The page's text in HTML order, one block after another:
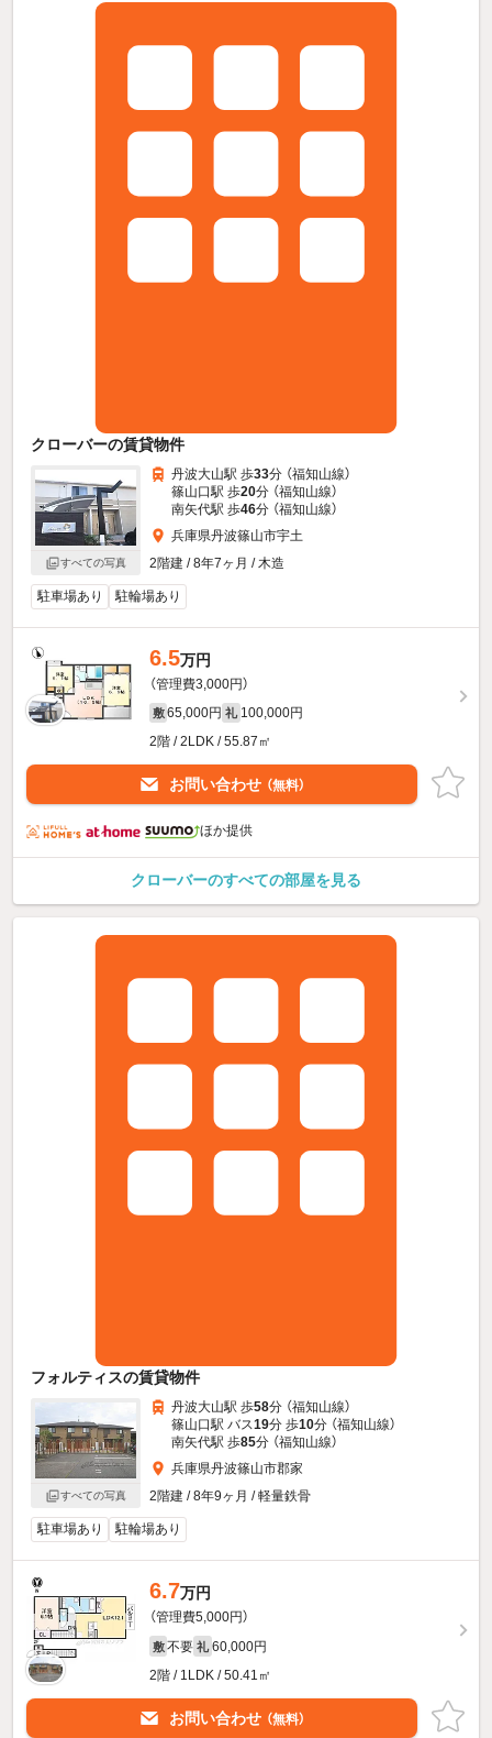
クローバーの賃貸物件
すべての写真
丹波大山駅 歩33分 （福知山線）
篠山口駅 歩20分 （福知山線）
南矢代駅 歩46分 （福知山線）
兵庫県丹波篠山市宇土
2階建 / 8年7ヶ月 / 木造
駐車場あり 駐輪場あり
6.5万円
（管理費3,000円）
敷 65,000円 礼 100,000円
2階 / 2LDK / 55.87㎡
お問い合わせ （無料）
ほか提供
クローバーのすべての部屋を見る
フォルティスの賃貸物件
すべての写真
丹波大山駅 歩58分 （福知山線）
篠山口駅 バス19分 歩10分 （福知山線）
南矢代駅 歩85分 （福知山線）
兵庫県丹波篠山市郡家
2階建 / 8年9ヶ月 / 軽量鉄骨
駐車場あり 駐輪場あり
6.7万円
（管理費5,000円）
敷 不要 礼 60,000円
2階 / 1LDK / 50.41㎡
お問い合わせ （無料）